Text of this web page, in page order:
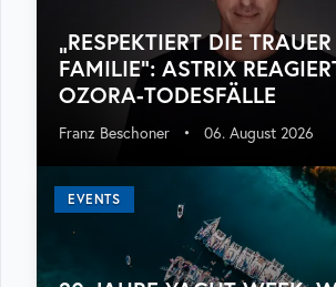
„RESPEKTIERT DIE
FAMILIE“: ASTRIX
OZORA-TODESFÄLLE
Franz Beschoner • 06. August 2026
EVENTS